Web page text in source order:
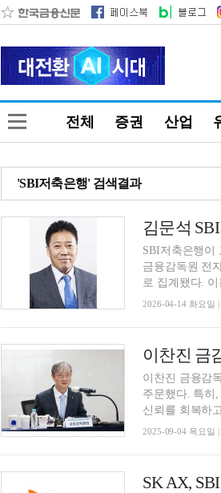
전체 증권 산업
'SBI저축은행' 검색결과
SBI저축은행이
금융감독원 전
로 집계됐다.
2026-04-14 화요일
이찬진 금융감
주문했다. 특히
신뢰를 회복하
2025-09-04 목요일
SK AX,